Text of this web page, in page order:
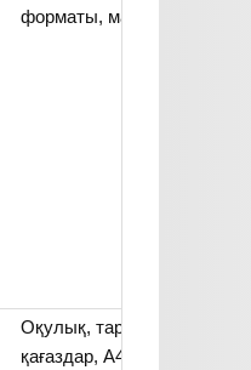
форматы, маркер
Оқулық, таратпа
қағаздар, А4